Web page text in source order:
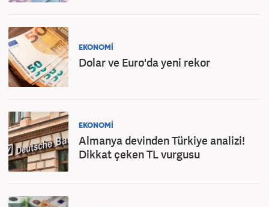
EKONOMİ
Dolar ve Euro'da yeni rekor
EKONOMİ
Almanya devinden Türkiye analizi!
Dikkat çeken TL vurgusu